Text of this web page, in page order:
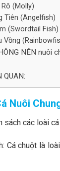
Rô (Molly)
Tiên (Angelfish)
(Swordtail Fish)
Vồng
NÊN nuôi
QUAN:
Nuôi
sách các loài
Cá chuột là